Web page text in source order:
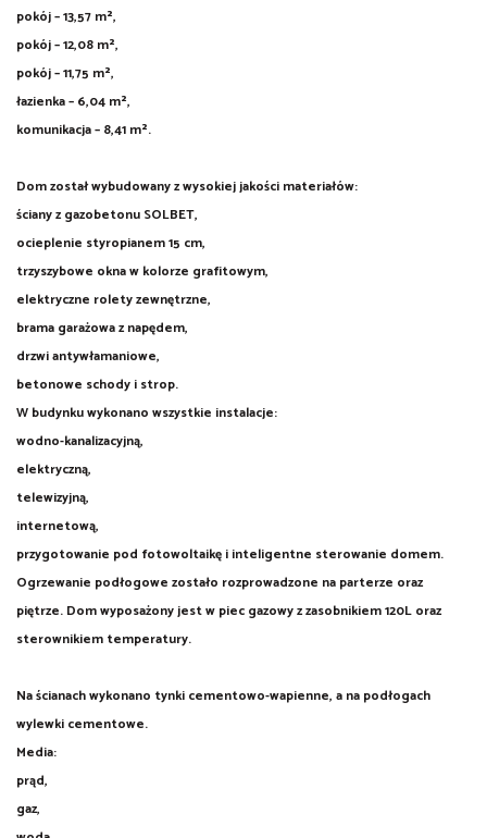
pokój – 13,57 m²,
pokój – 12,08 m²,
pokój – 11,75 m²,
łazienka – 6,04 m²,
komunikacja – 8,41 m².
Dom został wybudowany z wysokiej jakości materiałów:
ściany z gazobetonu SOLBET,
ocieplenie styropianem 15 cm,
trzyszybowe okna w kolorze grafitowym,
elektryczne rolety zewnętrzne,
brama garażowa z napędem,
drzwi antywłamaniowe,
betonowe schody i strop.
W budynku wykonano wszystkie instalacje:
wodno-kanalizacyjną,
elektryczną,
telewizyjną,
internetową,
przygotowanie pod fotowoltaikę i inteligentne sterowanie domem.
Ogrzewanie podłogowe zostało rozprowadzone na parterze oraz
piętrze. Dom wyposażony jest w piec gazowy z zasobnikiem 120L oraz
sterownikiem temperatury.
Na ścianach wykonano tynki cementowo-wapienne, a na podłogach
wylewki cementowe.
Media:
prąd,
gaz,